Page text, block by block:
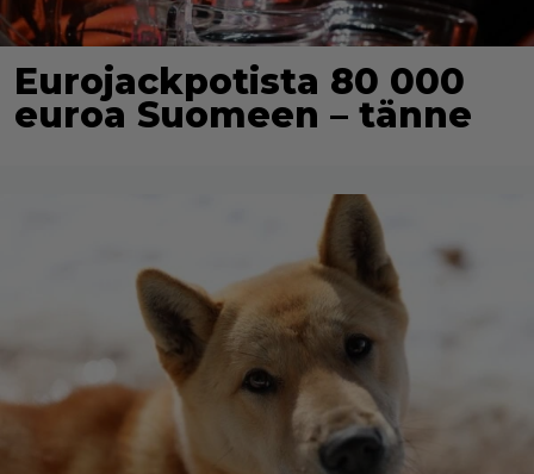
Eurojackpotista 80 000
euroa Suomeen – tänne